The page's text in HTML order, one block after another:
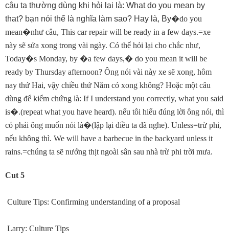
câu ta thường dùng khi hỏi lại là: What do you mean by
that? bạn nói thế là nghĩa làm sao? Hay là, By�do you
mean�như câu, This car repair will be ready in a few days.=xe
này sẽ sửa xong trong vài ngày. Có thể hỏi lại cho chắc như,
Today�s Monday, by �a few days,� do you mean it will be
ready by Thursday afternoon? Ông nói vài này xe sẽ xong, hôm
nay thứ Hai, vậy chiều thứ Năm có xong không? Hoặc một câu
dùng để kiểm chứng là: If I understand you correctly, what you said
is�.(repeat what you have heard). nếu tôi hiểu đúng lời ông nói, thì
có phải ông muốn nói là�(lập lại điều ta đã nghe). Unless=trừ phi,
nếu không thì. We will have a barbecue in the backyard unless it
rains.=chúng ta sẽ nướng thịt ngoài sân sau nhà trừ phi trời mưa.
Cut 5
Culture Tips: Confirming understanding of a proposal
Larry: Culture Tips